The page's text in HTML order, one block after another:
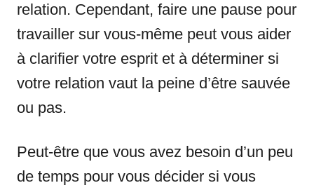
relation. Cependant, faire une pause pour
travailler sur vous-même peut vous aider
à clarifier votre esprit et à déterminer si
votre relation vaut la peine d’être sauvée
ou pas.
Peut-être que vous avez besoin d’un peu
de temps pour vous décider si vous